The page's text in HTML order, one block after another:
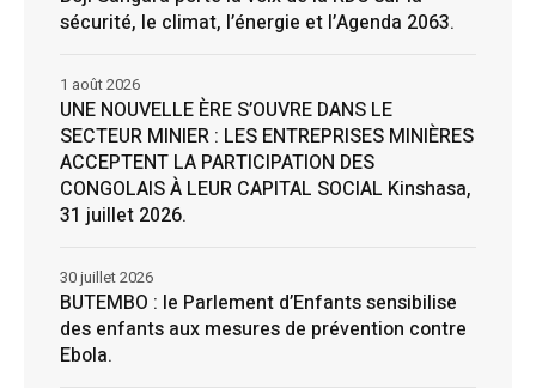
sécurité, le climat, l’énergie et l’Agenda 2063.
UNE NOUVELLE ÈRE S’OUVRE DANS LE
SECTEUR MINIER : LES ENTREPRISES MINIÈRES
ACCEPTENT LA PARTICIPATION DES
CONGOLAIS À LEUR CAPITAL SOCIAL Kinshasa,
31 juillet 2026.
1 août 2026
BUTEMBO : le Parlement d’Enfants sensibilise
des enfants aux mesures de prévention contre
Ebola.
30 juillet 2026